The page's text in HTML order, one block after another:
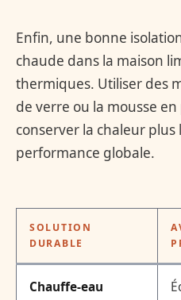
Enfin, une bonne
chaude dans la maison
thermiques. Utiliser des
de verre ou la mousse
conserver la chaleur
performance globale.
SOLUTION
DURABLE
Chauffe-eau